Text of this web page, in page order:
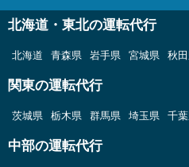
北海道・東北の運転代行
北海道 青森県 岩手県 宮城県 秋
関東の運転代行
茨城県 栃木県 群馬県 埼玉県 千
中部の運転代行